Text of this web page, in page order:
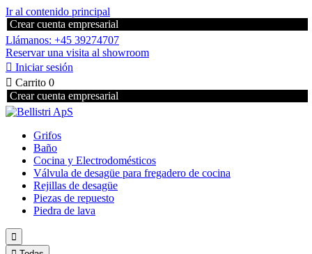
Ir al contenido principal
Crear cuenta empresarial
Llámanos: +45 39274707
Reservar una visita al showroom
 Iniciar sesión
 Carrito 0
Crear cuenta empresarial
Grifos
Baño
Cocina y Electrodomésticos
Válvula de desagüe para fregadero de cocina
Rejillas de desagüe
Piezas de repuesto
Piedra de lava
